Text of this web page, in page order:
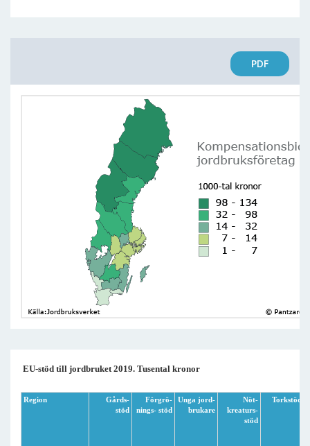
PDF
EU-stöd till jordbruket 2019. Tusental kronor
Region
Gårds-
stöd
Förgrö-
nings- stöd
Unga jord-
brukare
Nöt-
kreaturs-
stöd
Torkstöd